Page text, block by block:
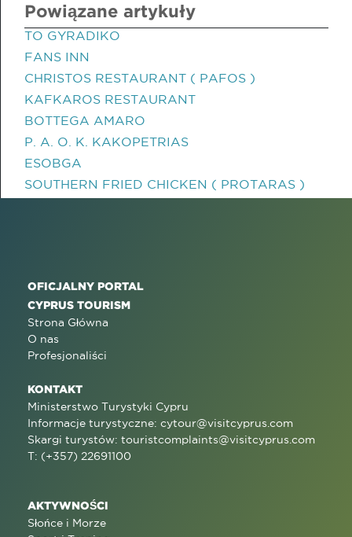
Powiązane artykuły
TO GYRADIKO
FANS INN
CHRISTOS RESTAURANT ( PAFOS )
KAFKAROS RESTAURANT
BOTTEGA AMARO
P. A. O. K. KAKOPETRIAS
ESOBGA
SOUTHERN FRIED CHICKEN ( PROTARAS )
OFICJALNY PORTAL
CYPRUS TOURISM
Strona Główna
O nas
Profesjonaliści
KONTAKT
Ministerstwo Turystyki Cypru
Informacje turystyczne: cytour@visitcyprus.com
Skargi turystów: touristcomplaints@visitcyprus.com
T: (+357) 22691100
AKTYWNOŚCI
Słońce i Morze